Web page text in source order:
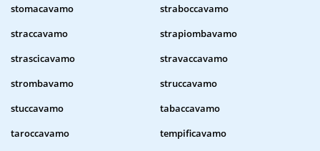
stomacavamo
straboccavamo
straccavamo
strapiombavamo
strascicavamo
stravaccavamo
strombavamo
struccavamo
stuccavamo
tabaccavamo
taroccavamo
tempificavamo